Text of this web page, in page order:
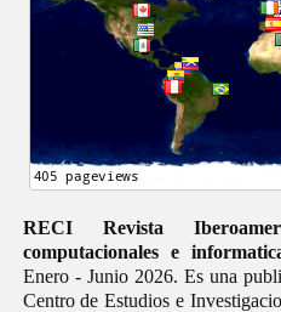
RECI Revista
computacionales e
Enero - Junio 2026. Es una
Centro de Estudios e